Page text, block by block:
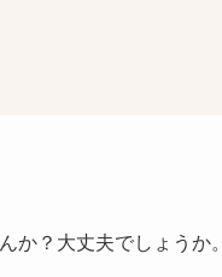
か？大丈夫でしょうか。